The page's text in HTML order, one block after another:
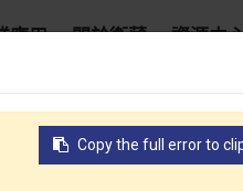
應用 關於衛蒲 資源中
Copy the full error to
Copy the full error to